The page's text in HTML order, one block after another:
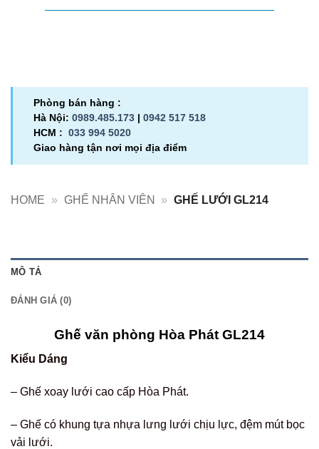
Phòng bán hàng :
Hà Nội: 0989.485.173 | 0942 517 518
HCM : 033 994 5020
Giao hàng tận nơi mọi địa điểm
HOME » GHẾ NHÂN VIÊN » GHẾ LƯỚI GL214
MÔ TẢ
ĐÁNH GIÁ (0)
Ghế văn phòng Hòa Phát GL214
Kiểu Dáng
– Ghế xoay lưới cao cấp Hòa Phát.
– Ghế có khung tựa nhựa lưng lưới chịu lực, đệm mút bọc
vải lưới.